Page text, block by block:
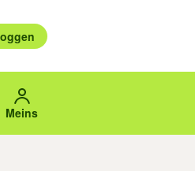
auswählen.
mit den Pfeiltasten nach oben/
Meins